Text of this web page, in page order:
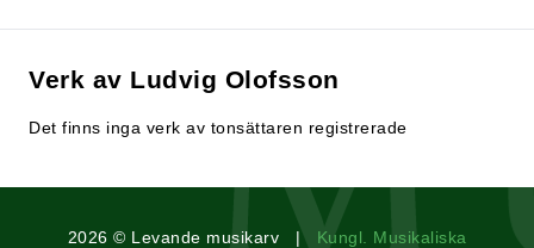
Verk av Ludvig Olofsson
Det finns inga verk av tonsättaren registrerade
2026 © Levande musikarv | Kungl. Musikaliska